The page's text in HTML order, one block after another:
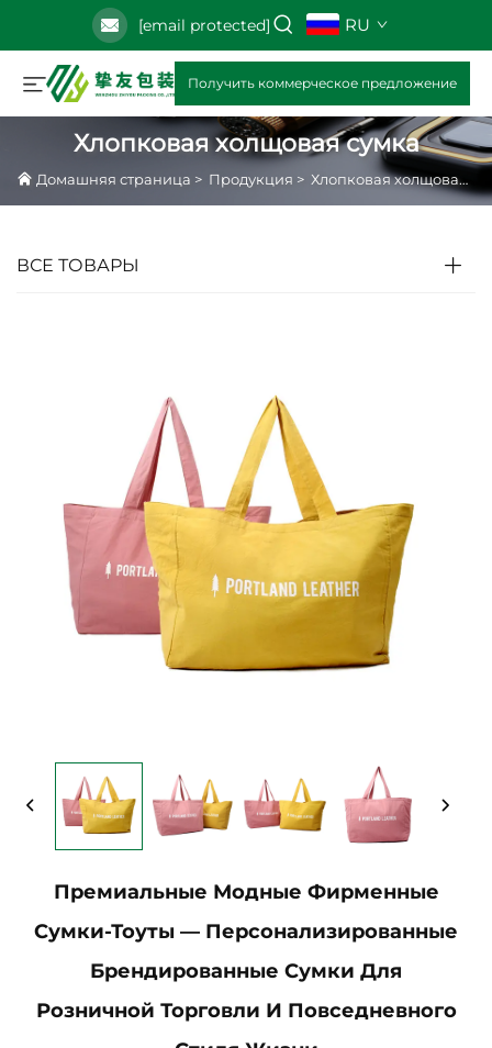
[email protected] RU
Получить коммерческое предложение
Хлопковая холщовая сумка
Домашняя страница > Продукция > Хлопковая холщовая сумка
ВСЕ ТОВАРЫ
Премиальные Модные Фирменные
Сумки-Тоуты — Персонализированные
Брендированные Сумки Для
Розничной Торговли И Повседневного